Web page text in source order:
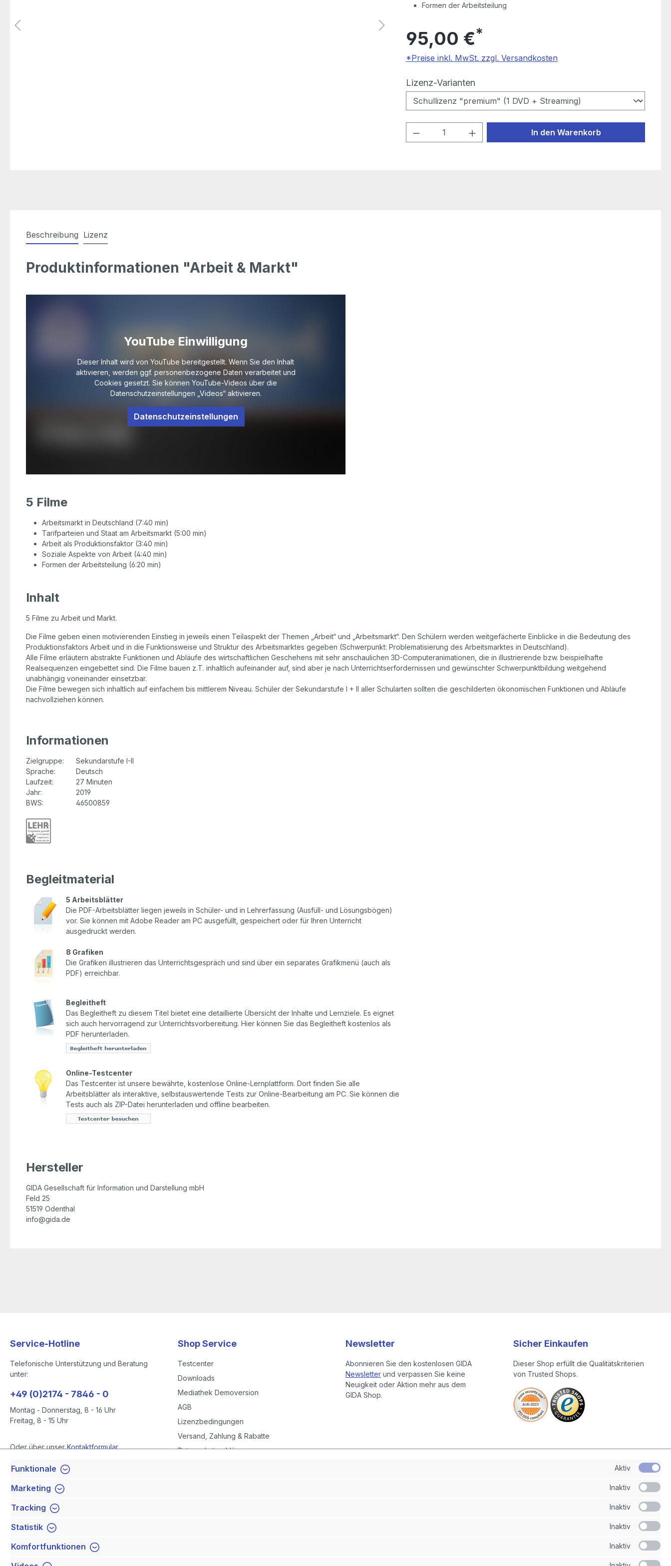
Formen der Arbeitsteilung
95,00 €*
*Preise inkl. MwSt. zzgl. Versandkosten
Lizenz-Variantenauswählen
Produkt Anzahl: Gib den gewünschten Wert
In den Warenkorb
Beschreibung Lizenz
Produktinformationen "Arbeit & Markt"
YouTube Einwilligung
Dieser Inhalt wird von YouTube bereitgestellt. Wenn Sie den Inhalt
aktivieren, werden ggf. personenbezogene Daten verarbeitet und
Cookies gesetzt. Sie können YouTube-Videos über die
Datenschutzeinstellungen „Videos“ aktivieren.
Datenschutzeinstellungen
5 Filme
Arbeitsmarkt in Deutschland (7:40 min)
Tarifparteien und Staat am Arbeitsmarkt (5:00 min)
Arbeit als Produktionsfaktor (3:40 min)
Soziale Aspekte von Arbeit (4:40 min)
Formen der Arbeitsteilung (6:20 min)
Inhalt
5 Filme zu Arbeit und Markt.
Die Filme geben einen motivierenden Einstieg in jeweils einen Teilaspekt der Themen „Arbeit“ und „Arbeitsmarkt“. Den Schülern werden weitgefächerte Einblicke in die Bedeutung des
Produktionsfaktors Arbeit und in die Funktionsweise und Struktur des Arbeitsmarktes gegeben (Schwerpunkt: Problematisierung des Arbeitsmarktes in Deutschland).
Alle Filme erläutern abstrakte Funktionen und Abläufe des wirtschaftlichen Geschehens mit sehr anschaulichen 3D-Computeranimationen, die in illustrierende bzw. beispielhafte
Realsequenzen eingebettet sind. Die Filme bauen z.T. inhaltlich aufeinander auf, sind aber je nach Unterrichtserfordernissen und gewünschter Schwerpunktbildung weitgehend
unabhängig voneinander einsetzbar.
Die Filme bewegen sich inhaltlich auf einfachem bis mittlerem Niveau. Schüler der Sekundarstufe I + II aller Schularten sollten die geschilderten ökonomischen Funktionen und Abläufe
nachvollziehen können.
Informationen
Zielgruppe:
Sekundarstufe I-II
Sprache:
Deutsch
Laufzeit:
27 Minuten
Jahr:
2019
BWS:
46500859
Begleitmaterial
5 Arbeitsblätter
Die PDF-Arbeitsblätter liegen jeweils in Schüler- und in Lehrerfassung (Ausfüll- und Lösungsbögen)
vor. Sie können mit Adobe Reader am PC ausgefüllt, gespeichert oder für Ihren Unterricht
ausgedruckt werden.
8 Grafiken
Die Grafiken illustrieren das Unterrichtsgespräch und sind über ein separates Grafikmenü (auch als
PDF) erreichbar.
Begleitheft
Das Begleitheft zu diesem Titel bietet eine detaillierte Übersicht der Inhalte und Lernziele. Es eignet
sich auch hervorragend zur Unterrichtsvorbereitung. Hier können Sie das Begleitheft kostenlos als
PDF herunterladen.
Online-Testcenter
Das Testcenter ist unsere bewährte, kostenlose Online-Lernplattform. Dort finden Sie alle
Arbeitsblätter als interaktive, selbstauswertende Tests zur Online-Bearbeitung am PC. Sie können die
Tests auch als ZIP-Datei herunterladen und offline bearbeiten.
Hersteller
GIDA Gesellschaft für Information und Darstellung mbH
Feld 25
51519 Odenthal
info@gida.de
Service-Hotline
Telefonische Unterstützung und Beratung
unter:
+49 (0)2174 - 7846 - 0
Montag - Donnerstag, 8 - 16 Uhr
Freitag, 8 - 15 Uhr
Oder über unserKontaktformular.
Vertrag widerrufen
Shop Service
Testcenter
Downloads
Mediathek Demoversion
AGB
Lizenzbedingungen
Versand, Zahlung & Rabatte
Datenschutzerklärung
Newsletter
Abonnieren Sie den kostenlosen GIDA
Newsletter und verpassen Sie keine
Neuigkeit oder Aktion mehr aus dem
GIDA Shop.
Sicher Einkaufen
Dieser Shop erfüllt die Qualitätskriterien
von Trusted Shops.
Funktionale Aktiv
Marketing Inaktiv
Tracking Inaktiv
Statistik Inaktiv
Komfortfunktionen Inaktiv